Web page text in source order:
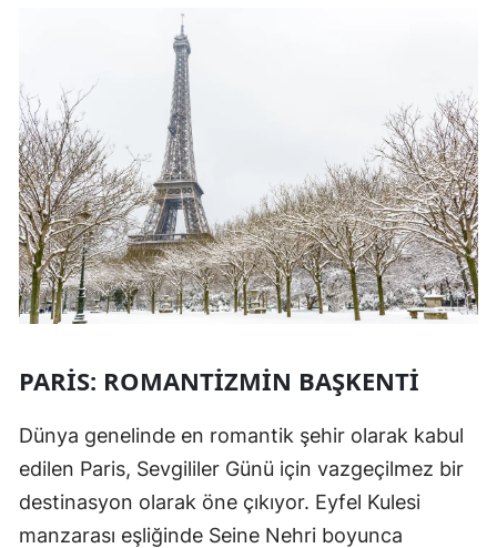
PARIS: ROMANTIZMIN BAŞKENTI
Dünya genelinde en romantik şehir olarak kabul
edilen Paris, Sevgililer Günü için vazgeçilmez bir
destinasyon olarak öne çıkıyor. Eyfel Kulesi
manzarası eşliğinde Seine Nehri boyunca